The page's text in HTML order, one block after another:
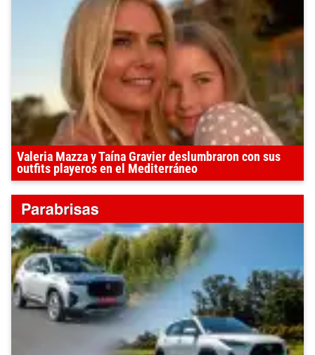
Valeria Mazza y Taína Gravier deslumbraron con sus
outfits playeros en el Mediterráneo